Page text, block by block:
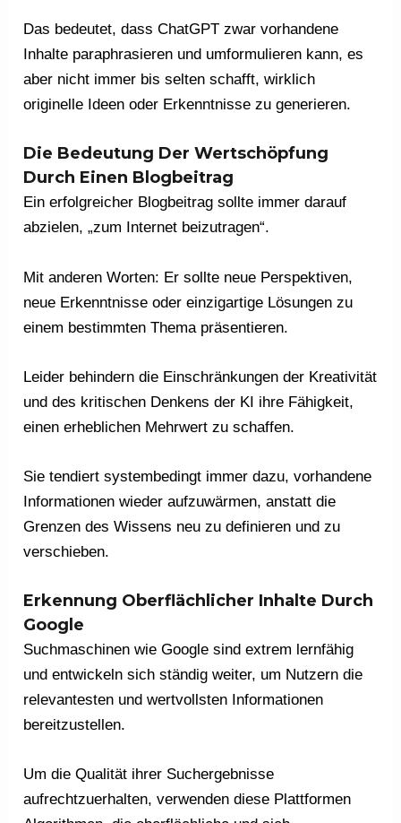
Das bedeutet, dass ChatGPT zwar vorhandene
Inhalte paraphrasieren und umformulieren kann, es
aber nicht immer bis selten schafft, wirklich
originelle Ideen oder Erkenntnisse zu generieren.
Die Bedeutung Der Wertschöpfung
Durch Einen Blogbeitrag
Ein erfolgreicher Blogbeitrag sollte immer darauf
abzielen, „zum Internet beizutragen“.
Mit anderen Worten: Er sollte neue Perspektiven,
neue Erkenntnisse oder einzigartige Lösungen zu
einem bestimmten Thema präsentieren.
Leider behindern die Einschränkungen der Kreativität
und des kritischen Denkens der KI ihre Fähigkeit,
einen erheblichen Mehrwert zu schaffen.
Sie tendiert systembedingt immer dazu, vorhandene
Informationen wieder aufzuwärmen, anstatt die
Grenzen des Wissens neu zu definieren und zu
verschieben.
Erkennung Oberflächlicher Inhalte Durch
Google
Suchmaschinen wie Google sind extrem lernfähig
und entwickeln sich ständig weiter, um Nutzern die
relevantesten und wertvollsten Informationen
bereitzustellen.
Um die Qualität ihrer Suchergebnisse
aufrechtzuerhalten, verwenden diese Plattformen